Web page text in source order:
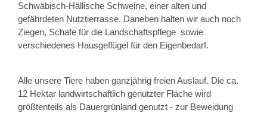
Schwäbisch-Hällische Schweine, einer alten und
gefährdeten Nutztierrasse. Daneben halten wir auch noch
Ziegen, Schafe für die Landschaftspflege  sowie
verschiedenes Hausgeflügel für den Eigenbedarf.
Alle unsere Tiere haben ganzjährig freien Auslauf. Die ca.
12 Hektar landwirtschaftlich genutzter Fläche wird
größtenteils als Dauergrünland genutzt - zur Beweidung